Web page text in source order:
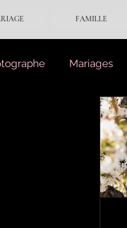
FAMILLE
Mariages